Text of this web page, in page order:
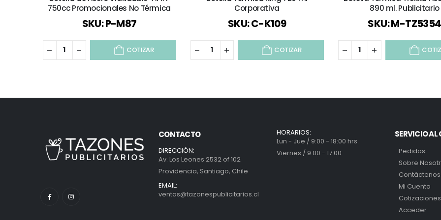
750cc Promocionales No Térmica
SKU: P-M87
COTIZAR
Corporativa
SKU: C-K109
COTIZAR
890 ml. Publicitario
SKU: M-TZ5354
CONTACTO
DIRECCIÓN:
Av. Los Leones 2532 of 102
Providencia, Santiago, Chile
EMAIL:
ventas@tazonespublicitarios.cl
HORARIOS:
Lun - Jue / 9:00 - 18:00 hrs.
Viernes / 9:00 - 17:00
SERVICIO AL
Pedidos
Sobre
Contáctenos
Mi Cuenta
Cotizaciones
Acceder